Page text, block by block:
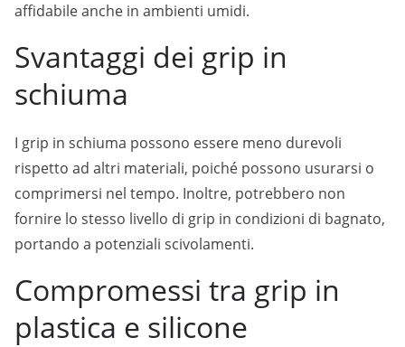
affidabile anche in ambienti umidi.
Svantaggi dei grip in
schiuma
I grip in schiuma possono essere meno durevoli
rispetto ad altri materiali, poiché possono usurarsi o
comprimersi nel tempo. Inoltre, potrebbero non
fornire lo stesso livello di grip in condizioni di bagnato,
portando a potenziali scivolamenti.
Compromessi tra grip in
plastica e silicone